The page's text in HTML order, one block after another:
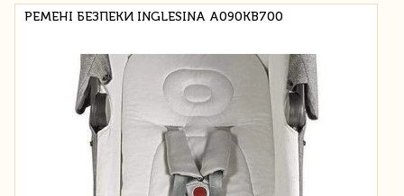
РЕМЕНІ БЕЗПЕКИ INGLESINA A090KB700